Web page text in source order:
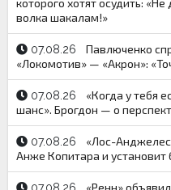
которого хотят осудить:
волка шакалам!»
07.08.26
Павлюченко
«Локомотив» — «Акрон»:
07.08.26
«Когда у тебя
шанс». Брогдон — о
07.08.26
«Лос-
Анже Копитара и установит
«Ренн»